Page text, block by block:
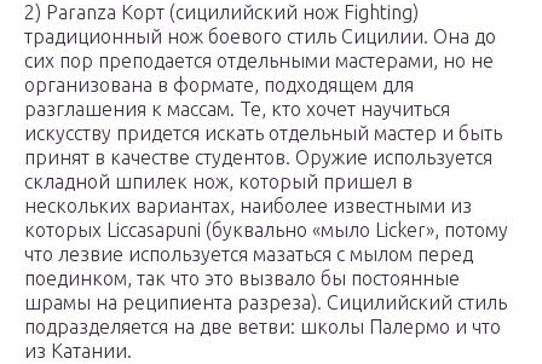
2) Paranza Корт (сицилийский нож Fighting)
традиционный нож боевого стиль Сицилии. Она до
сих пор преподается отдельными мастерами, но не
организована в формате, подходящем для
разглашения к массам. Те, кто хочет научиться
искусству придется искать отдельный мастер и быть
принят в качестве студентов. Оружие используется
складной шпилек нож, который пришел в
нескольких вариантах, наиболее известными из
которых Liccasapuni (буквально «мыло Licker», потому
что лезвие используется мазаться с мылом перед
поединком, так что это вызвало бы постоянные
шрамы на реципиента разреза). Сицилийский стиль
подразделяется на две ветви: школы Палермо и что
из Катании.